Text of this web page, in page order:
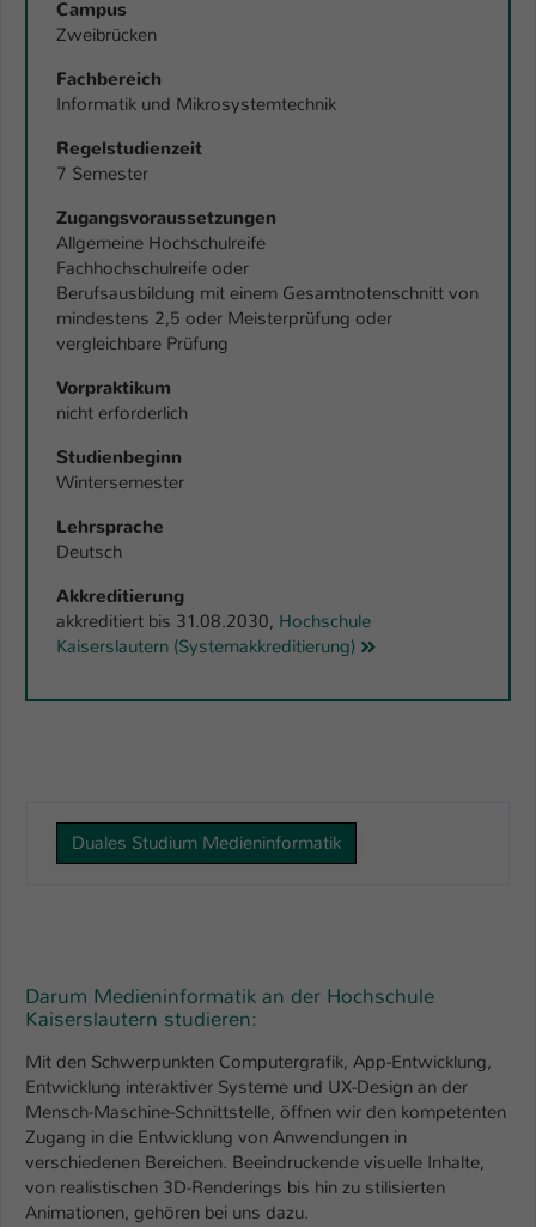
Campus
Zweibrücken
Fachbereich
Informatik und Mikrosystemtechnik
Regelstudienzeit
7 Semester
Zugangsvoraussetzungen
Allgemeine Hochschulreife
Fachhochschulreife oder
Berufsausbildung mit einem Gesamtnotenschnitt von
mindestens 2,5 oder Meisterprüfung oder
vergleichbare Prüfung
Vorpraktikum
nicht erforderlich
Studienbeginn
Wintersemester
Lehrsprache
Deutsch
Akkreditierung
akkreditiert bis 31.08.2030, Hochschule
Kaiserslautern (Systemakkreditierung)
Duales Studium Medieninformatik
Darum Medieninformatik an der Hochschule
Kaiserslautern studieren:
Mit den Schwerpunkten Computergrafik, App-Entwicklung,
Entwicklung interaktiver Systeme und UX-Design an der
Mensch-Maschine-Schnittstelle, öffnen wir den kompetenten
Zugang in die Entwicklung von Anwendungen in
verschiedenen Bereichen. Beeindruckende visuelle Inhalte,
von realistischen 3D-Renderings bis hin zu stilisierten
Animationen, gehören bei uns dazu.
Name
Anbieter TYPO3
Laufzeit 1 Tag
Zweck
ein Besucher im Typo3-Backend
angemeldet ist und Rechte besitzt diese
zu verwalten.